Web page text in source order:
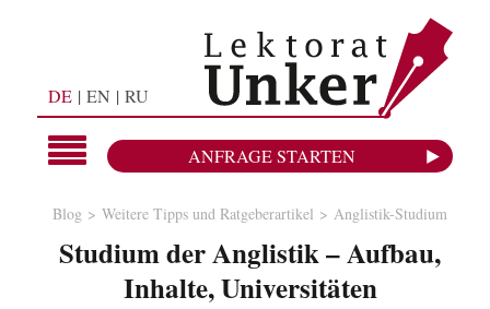
DE EN RU
ANFRAGE STARTEN
Blog Weitere Tipps und Ratgeberartikel Anglistik-Studium
Studium der Anglistik – Aufbau,
Inhalte, Universitäten